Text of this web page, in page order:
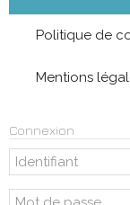
Politique de
Mentions
Connexion